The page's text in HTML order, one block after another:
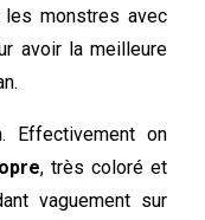
les monstres avec
avoir la meilleure
Effectivement on
, très coloré et
vaguement sur